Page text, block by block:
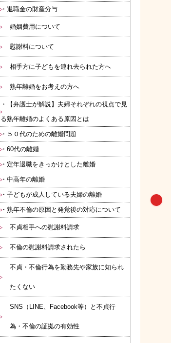
退職金の財産分与
婚姻費用について
慰謝料について
相手方に子どもを連れ去られた方へ
熟年離婚をお考えの方へ
【弁護士が解説】夫婦それぞれの視点で見
る熟年離婚のよくある原因とは
５０代のための離婚問題
60代の離婚
定年退職をきっかけとした離婚
中高年の離婚
子どもが成人している夫婦の離婚
熟年不倫の原因と発覚後の対応について
不貞相手への慰謝料請求
不倫の慰謝料請求されたら
不貞・不倫行為を勤務先や家族に知られ
たくない
SNS（LINE、Facebook等）と不貞行
為・不倫の証拠の有効性